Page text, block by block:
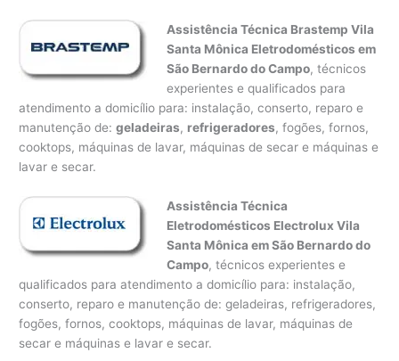
Assistência Técnica Brastemp Vila
Santa Mônica Eletrodomésticos em
São Bernardo do Campo, técnicos
experientes e qualificados para
atendimento a domicílio para: instalação, conserto, reparo e
manutenção de:geladeiras, refrigeradores, fogões, fornos,
cooktops, máquinas de lavar, máquinas de secar e máquinas e
lavar e secar.
Assistência Técnica
Eletrodomésticos Electrolux Vila
Santa Mônica em São Bernardo do
Campo, técnicos experientes e
qualificados para atendimento a domicílio para: instalação,
conserto, reparo e manutenção de: geladeiras, refrigeradores,
fogões, fornos, cooktops, máquinas de lavar, máquinas de
secar e máquinas e lavar e secar.